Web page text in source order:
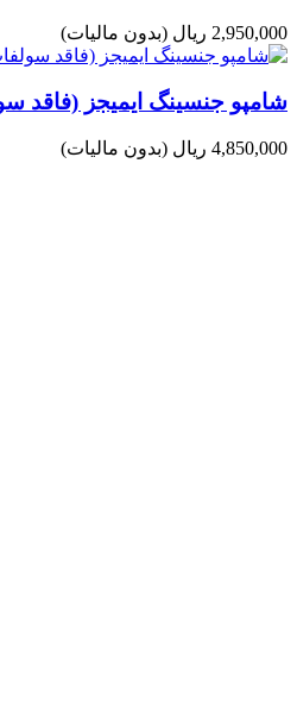
2,950,000 ریال (بدون مالیات)
شامپو جنسینگ ایمیجز (فاقد
4,850,000 ریال (بدون مالیات)